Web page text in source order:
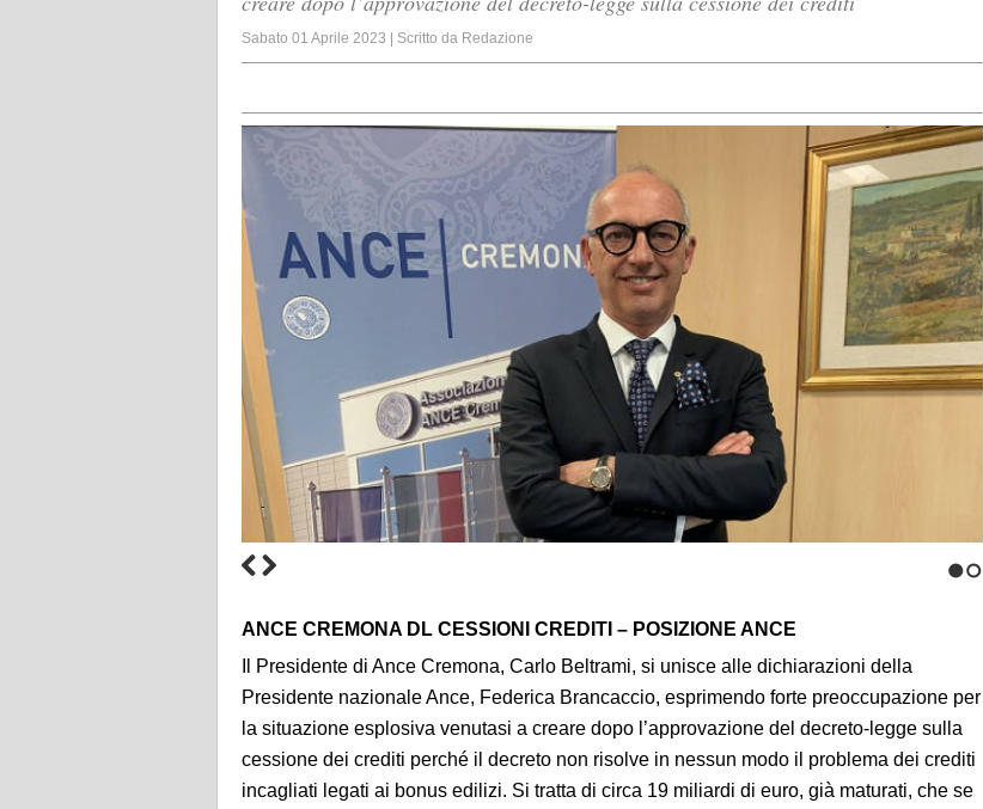
Sabato 01 Aprile 2023 | Scritto da Redazione
ANCE CREMONA DL CESSIONI CREDITI – POSIZIONE ANCE
Il Presidente di Ance Cremona, Carlo Beltrami, si unisce alle dichiarazioni della
Presidente nazionale Ance, Federica Brancaccio, esprimendo forte preoccupazione per
la situazione esplosiva venutasi a creare dopo l’approvazione del decreto-legge sulla
cessione dei crediti perché il decreto non risolve in nessun modo il problema dei crediti
incagliati legati ai bonus edilizi. Si tratta di circa 19 miliardi di euro, già maturati, che se